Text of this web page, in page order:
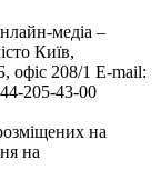
медіа –
Київ,
208/1 E-mail:
205-43-00
на
на